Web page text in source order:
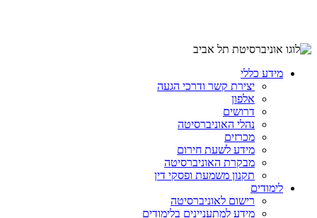
מידע כללי
יצירת קשר ודרכי הגעה
אלפון
דרושים
נהלי האוניברסיטה
מכרזים
מידע לשעת חירום
מבקרת האוניברסיטה
תקנון משמעת ופסקי דין
לימודים
רישום לאוניברסיטה
מידע למתעניינים בלימודים